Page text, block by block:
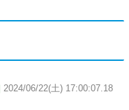
2024/06/22(土) 17:00:07.18